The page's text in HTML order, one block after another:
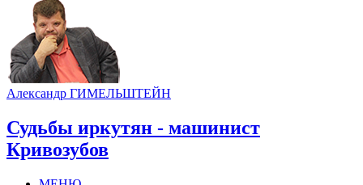
Александр ГИМЕЛЬШТЕЙН
Судьбы иркутян - машинист
Кривозубов